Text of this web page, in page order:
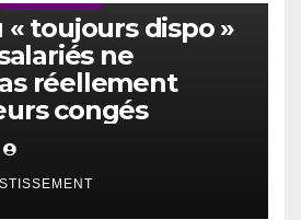
toujours dispo »
ne
réellement
congés